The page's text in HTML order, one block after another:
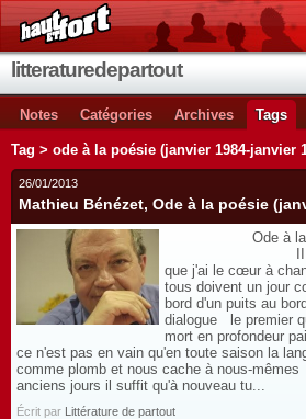
litteraturedepartout
Notes Catégories Archives Tags
Tag > ode à la poésie (janvier 1984-janvier
26/01/2013
Mathieu Bénézet, Ode à la poésie
Ode à la
II et ma
que j'ai le cœur à
tous doivent un jour
bord d'un puits au
dialogue le premier
mort en profondeur
ce n'est pas en vain qu'en toute saison la
comme plomb et nous cache à nous-
anciens jours il suffit qu'à nouveau tu...
Écrit par Littérature de partout